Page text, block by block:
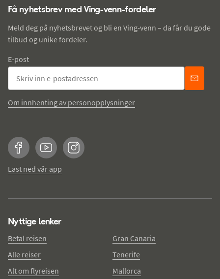
Få nyhetsbrev med Ving-venn-fordeler
Meld deg på nyhetsbrevet og bli en Ving-venn – da får du gode
tilbud og unike fordeler.
E-post
Om innhenting av personopplysninger
FacebookYouTubeInstagram
Last ned vår app
Nyttige lenker
Betal reisen
Alle reiser
Alt om flyreisen
Gran Canaria
Tenerife
Mallorca